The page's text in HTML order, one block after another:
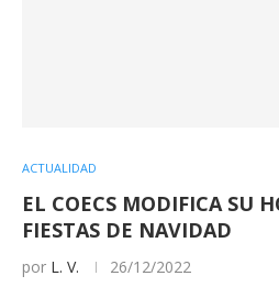
ACTUALIDAD
EL COECS MODIFICA SU
FIESTAS DE NAVIDAD
por L. V. 26/12/2022